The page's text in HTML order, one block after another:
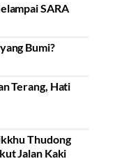
SARA
Bumi?
Terang, Hati
Thudong
Jalan Kaki